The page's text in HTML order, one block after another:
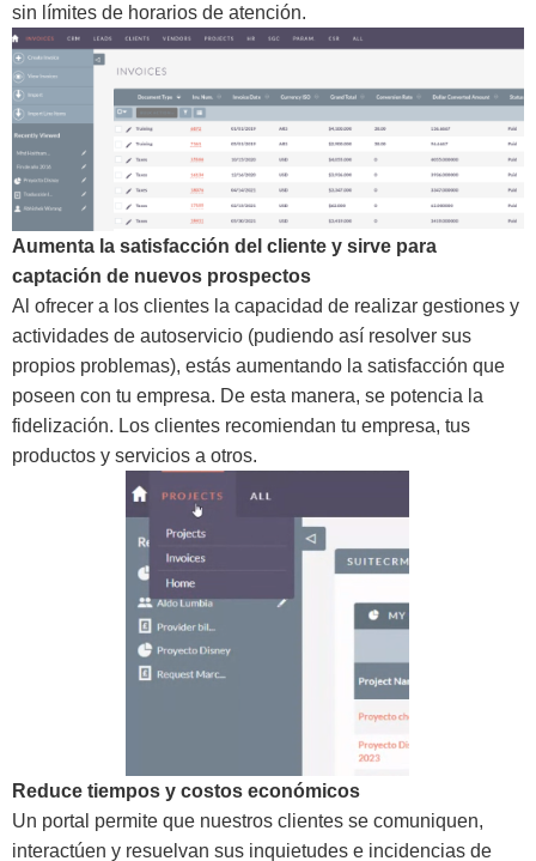
sin límites de horarios de atención.
Aumenta la satisfacción del cliente y sirve para
captación de nuevos prospectos
Al ofrecer a los clientes la capacidad de realizar gestiones y
actividades de autoservicio (pudiendo así resolver sus
propios problemas), estás aumentando la satisfacción que
poseen con tu empresa. De esta manera, se potencia la
fidelización. Los clientes recomiendan tu empresa, tus
productos y servicios a otros.
Reduce tiempos y costos económicos
Un portal permite que nuestros clientes se comuniquen,
interactúen y resuelvan sus inquietudes e incidencias de